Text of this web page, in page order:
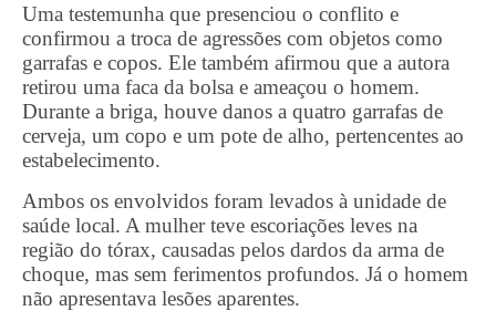
Uma testemunha que presenciou o conflito e
confirmou a troca de agressões com objetos como
garrafas e copos. Ele também afirmou que a autora
retirou uma faca da bolsa e ameaçou o homem.
Durante a briga, houve danos a quatro garrafas de
cerveja, um copo e um pote de alho, pertencentes ao
estabelecimento.
Ambos os envolvidos foram levados à unidade de
saúde local. A mulher teve escoriações leves na
região do tórax, causadas pelos dardos da arma de
choque, mas sem ferimentos profundos. Já o homem
não apresentava lesões aparentes.